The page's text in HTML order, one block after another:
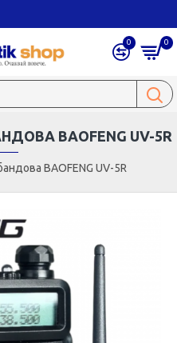
0 0
BAOFENG UV-5R
BAOFENG UV-5R